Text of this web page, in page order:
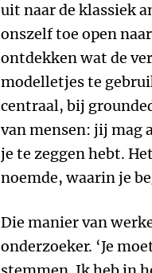
uit naar de klassiek
onszelf toe open
ontdekken wat de
modelletjes te
centraal, bij
van mensen: jij mag
je te zeggen hebt.
noemde, waarin je
Die manier van
onderzoeker. ‘Je